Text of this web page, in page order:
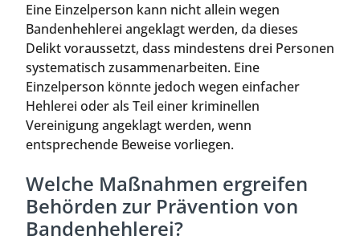
Eine Einzelperson kann nicht allein wegen
Bandenhehlerei angeklagt werden, da dieses
Delikt voraussetzt, dass mindestens drei Personen
systematisch zusammenarbeiten. Eine
Einzelperson könnte jedoch wegen einfacher
Hehlerei oder als Teil einer kriminellen
Vereinigung angeklagt werden, wenn
entsprechende Beweise vorliegen.
Welche Maßnahmen ergreifen
Behörden zur Prävention von
Bandenhehlerei?